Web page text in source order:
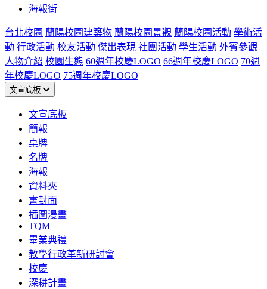
海報街
台北校園 蘭陽校園建築物 蘭陽校園景觀 蘭陽校園活動 學術活
動 行政活動 校友活動 傑出表現 社團活動 學生活動 外賓參觀
人物介紹 校園生態 60週年校慶LOGO 66週年校慶LOGO 70週
年校慶LOGO 75週年校慶LOGO
文宣底板
文宣底板
簡報
桌牌
名牌
海報
資料夾
書封面
插圖漫畫
TQM
畢業典禮
教學行政革新研討會
校慶
深耕計畫